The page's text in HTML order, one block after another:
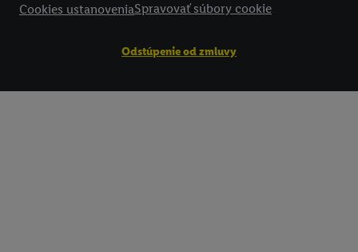
Cookies ustanoveniaSpravovať súbory cookie
Odstúpenie od zmluvy